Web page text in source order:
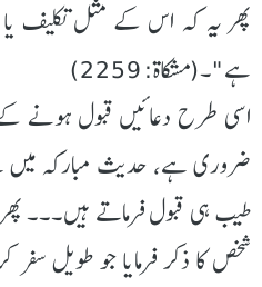
پھر یہ کہ اس کے مثل تکلیف
ہے"۔(مشکاۃ: 2259)
اسی طرح دعائیں قبول ہونے
ضروری ہے، حدیث مبارکہ میں
طیب ہی قبول فرماتے ہیں۔۔۔
شخص کا ذکر فرمایا جو طویل سفر